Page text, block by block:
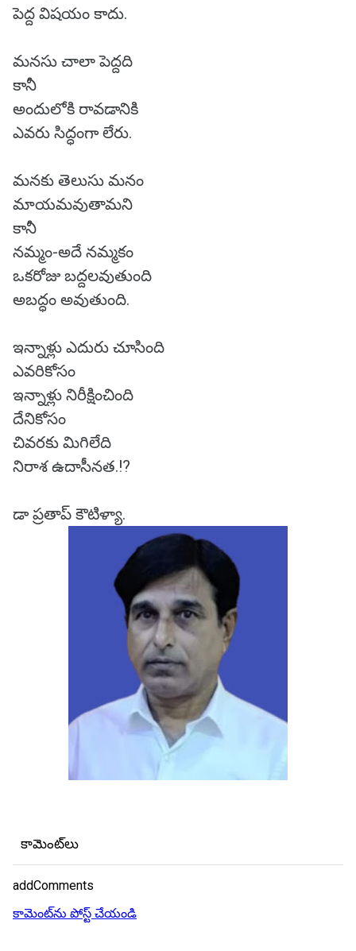
పెద్ద విషయం కాదు.
మనసు చాలా పెద్దది
కానీ
అందులోకి రావడానికి
ఎవరు సిద్ధంగా లేరు.
మనకు తెలుసు మనం
మాయమవుతామని
కానీ
నమ్మం-అదే నమ్మకం
ఒకరోజు బద్దలవుతుంది
అబద్ధం అవుతుంది.
ఇన్నాళ్లు ఎదురు చూసింది
ఎవరికోసం
ఇన్నాళ్లు నిరీక్షించింది
దేనికోసం
చివరకు మిగిలేది
నిరాశ ఉదాసీనత.!?
డా ప్రతాప్ కౌటిళ్యా.
కామెంట్‌లు
addComments
కామెంట్‌ను పోస్ట్ చేయండి